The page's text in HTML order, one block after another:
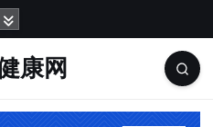
健康网